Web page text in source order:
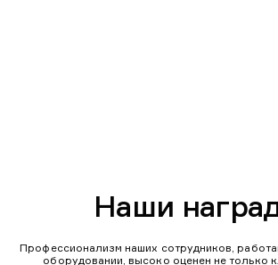
Наши
Профессионализм наших сотрудников,
оборудовании, высоко оценен не только